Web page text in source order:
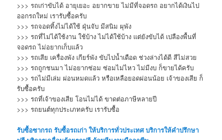
>>> รถเก่าขับได้ อายุเยอะ อยากขาย ไม่มีที่จอดรถ อยากได้เงินไป
ออกรถใหม่ เรารับซื้อครับ
>>> รถจอดทิ้งไม่ได้ใช้ ฝุ่นจับ มีสนิม ผุพัง
>>> รถที่ไม่ได้ใช้งาน ใช้บ้าง ไม่ได้ใช้บ้าง แต่ยังขับได้ เปลืองพื้นที่
จอดรถ ไม่อยากเก็บแล้ว
>>> รถเสีย เครื่องพัง เกียร์พัง ขับไปน้ำเดือด ช่วงล่างได้ดี สีไม่สวย
>>> รถถูกชนมา ไม่อยากซ่อม ซ่อมไม่ไหว ไม่มีงบ ก็ขายได้ครับ
>>> รถไม่มีเล่ม ผ่อนหมดแล้ว หรือเหลือยอดผ่อนน้อย เจ้าของเสีย ก็
รับซื้อครับ
>>> รถที่เจ้าของเสีย โอนไม่ได้ ขาดต่อภาษีหลายปี
>>> รถยนต์ทุกประเภทครับ เรารับซื้อ
รับซื้อซากรถ รับซื้อรถเก่า ให้บริการทั่วประเทศ บริการให้คำปรึกษา